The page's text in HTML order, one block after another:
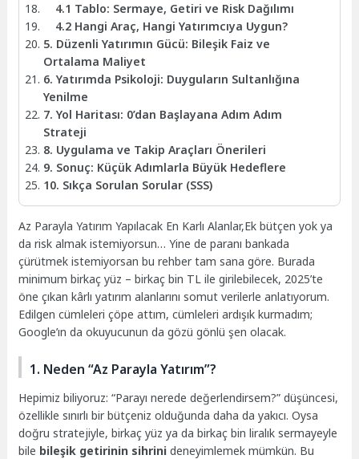
4.1 Tablo: Sermaye, Getiri ve Risk Dağılımı
4.2 Hangi Araç, Hangi Yatırımcıya Uygun?
5. Düzenli Yatırımın Gücü: Bileşik Faiz ve
Ortalama Maliyet
6. Yatırımda Psikoloji: Duyguların Sultanlığına
Yenilme
7. Yol Haritası: 0’dan Başlayana Adım Adım
Strateji
8. Uygulama ve Takip Araçları Önerileri
9. Sonuç: Küçük Adımlarla Büyük Hedeflere
10. Sıkça Sorulan Sorular (SSS)
Az Parayla Yatırım Yapılacak En Karlı Alanlar,Ek bütçen yok ya
da risk almak istemiyorsun… Yine de paranı bankada
çürütmek istemiyorsan bu rehber tam sana göre. Burada
minimum birkaç yüz – birkaç bin TL ile girilebilecek, 2025’te
öne çıkan kârlı yatırım alanlarını somut verilerle anlatıyorum.
Edilgen cümleleri çöpe attım, cümleleri ardışık kurmadım;
Google’ın da okuyucunun da gözü gönlü şen olacak.
1. Neden “Az Parayla Yatırım”?
Hepimiz biliyoruz: “Parayı nerede değerlendirsem?” düşüncesi,
özellikle sınırlı bir bütçeniz olduğunda daha da yakıcı. Oysa
doğru stratejiyle, birkaç yüz ya da birkaç bin liralık sermayeyle
bile bileşik getirinin sihrini deneyimlemek mümkün. Bu